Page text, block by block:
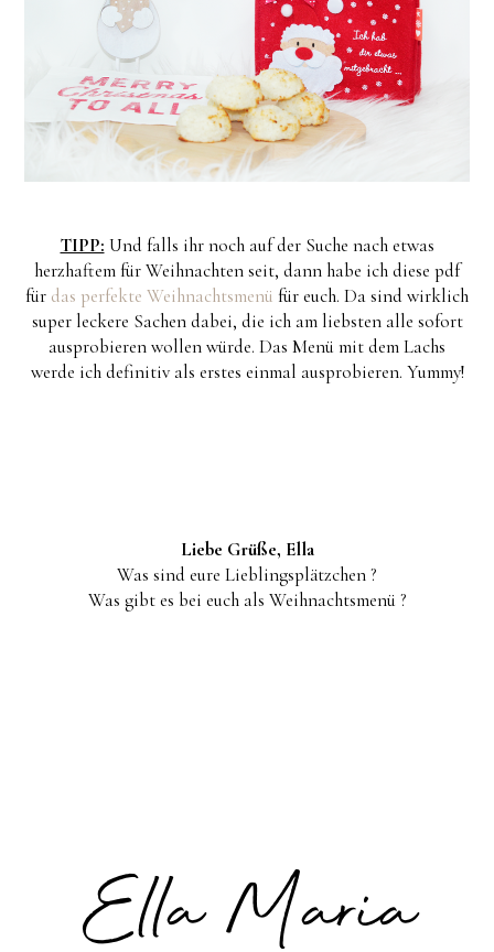
TIPP: Und falls ihr noch auf der Suche nach etwas
herzhaftem für Weihnachten seit, dann habe ich diese pdf
für das perfekte Weihnachtsmenü für euch. Da sind wirklich
super leckere Sachen dabei, die ich am liebsten alle sofort
ausprobieren wollen würde. Das Menü mit dem Lachs
werde ich definitiv als erstes einmal ausprobieren. Yummy!
Liebe Grüße, Ella
Was sind eure Lieblingsplätzchen ?
Was gibt es bei euch als Weihnachtsmenü ?